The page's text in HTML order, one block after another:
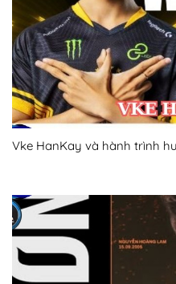
Vke HanKay và hành trình